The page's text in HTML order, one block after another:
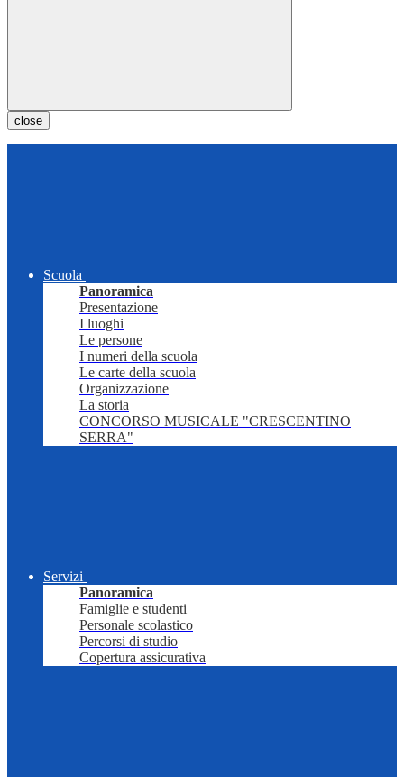
close
Scuola
Panoramica
Presentazione
I luoghi
Le persone
I numeri della scuola
Le carte della scuola
Organizzazione
La storia
CONCORSO MUSICALE "CRESCENTINO
SERRA"
Servizi
Panoramica
Famiglie e studenti
Personale scolastico
Percorsi di studio
Copertura assicurativa